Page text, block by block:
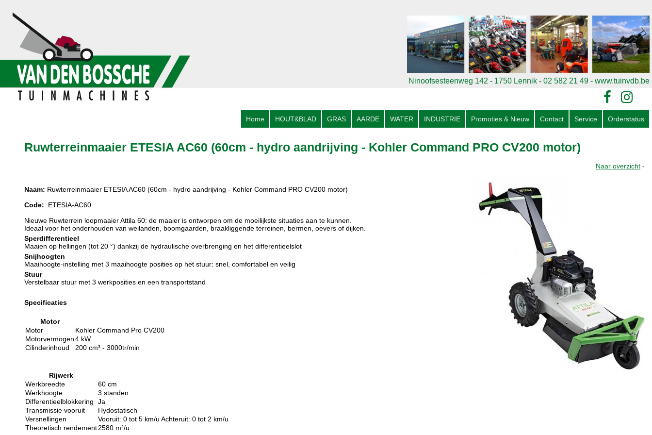
Ninoofsesteenweg 142 - 1750 Lennik - 02 582 21 49 - www.tuinvdb.be
Home HOUT&BLAD GRAS AARDE WATER INDUSTRIE Promoties & Nieuw Contact Service Orderstatus
Ruwterreinmaaier ETESIA AC60 (60cm - hydro aandrijving - Kohler Command PRO CV200 motor)
Naar overzicht -
Naam: Ruwterreinmaaier ETESIA AC60 (60cm - hydro aandrijving - Kohler Command PRO CV200 motor)
Code: .ETESIA-AC60
Nieuwe Ruwterrein loopmaaier Attila 60: de maaier is ontworpen om de moeilijkste situaties aan te kunnen.
Ideaal voor het onderhouden van weilanden, boomgaarden, braakliggende terreinen, bermen, oevers of dijken.
Sperdifferentieel
Maaien op hellingen (tot 20 °) dankzij de hydraulische overbrenging en het differentieelslot
Snijhoogten
Maaihoogte-instelling met 3 maaihoogte posities op het stuur: snel, comfortabel en veilig
Stuur
Verstelbaar stuur met 3 werkposities en een transportstand
Specificaties
Motor
Motor
Kohler Command Pro CV200
Motorvermogen4 kW
Cilinderinhoud
200 cm³ - 3000tr/min
Rijwerk
Werkbreedte
60 cm
Werkhoogte
3 standen
Differentieelblokkering
Ja
Transmissie vooruit
Hydostatisch
Versnellingen
Vooruit: 0 tot 5 km/u Achteruit: 0 tot 2 km/u
Theoretisch rendement2580 m²/u